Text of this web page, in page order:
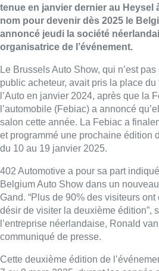
tenue en janvier dernier au Heysel
nom pour devenir dès 2025 le
annoncé jeudi la société
organisatrice de l’événement.
Le Brussels Auto Show, qui n’est
public acheteur, avait pris la place
l’Auto en janvier 2024, après que la
l’automobile (Febiac) a annoncé
salon cette année. La Febiac a
et programmé une prochaine édition
du 10 au 19 janvier 2025.
402 Automotive a pour sa part
Belgium Auto Show dans un
Gand. “Plus de 90% des visiteurs
désir de visiter la deuxième édition”,
l’entreprise néerlandaise, Ronald
communiqué de presse.
Cette deuxième édition de